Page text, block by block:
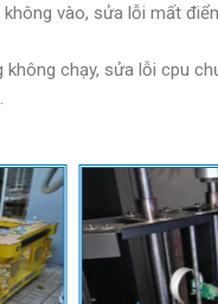
vào, sửa lỗi mất
chạy, sửa lỗi cpu